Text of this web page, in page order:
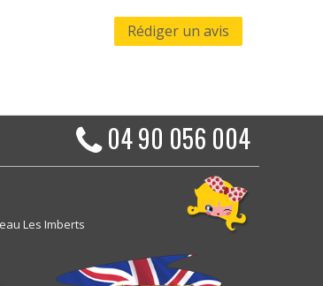
Rédiger un avis
04 90 056 004
Les Imberts